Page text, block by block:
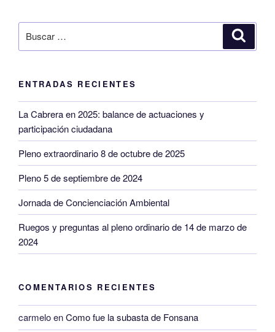
por:
ENTRADAS RECIENTES
La Cabrera en 2025: balance de actuaciones y
participación ciudadana
Pleno extraordinario 8 de octubre de 2025
Pleno 5 de septiembre de 2024
Jornada de Concienciación Ambiental
Ruegos y preguntas al pleno ordinario de 14 de marzo de
2024
COMENTARIOS RECIENTES
carmeloenComo fue la subasta de Fonsana